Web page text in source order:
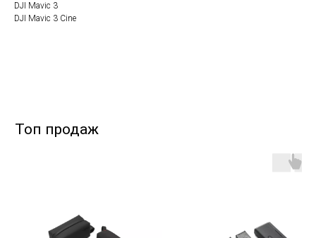
DJI Mavic 3
DJI Mavic 3 Cine